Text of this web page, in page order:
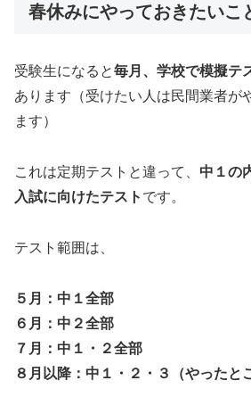
春休みにやっておきたいこ
受験生になると毎月、学校で模擬テ
あります（受けたい人は民間業者が
ます）
これは定期テストと違って、 中１の
入試に向けたテスト です。
テスト範囲は、
５月：中１全部
６月：中２全部
７月：中１・２全部
８月以降：中１・２・３（やったと